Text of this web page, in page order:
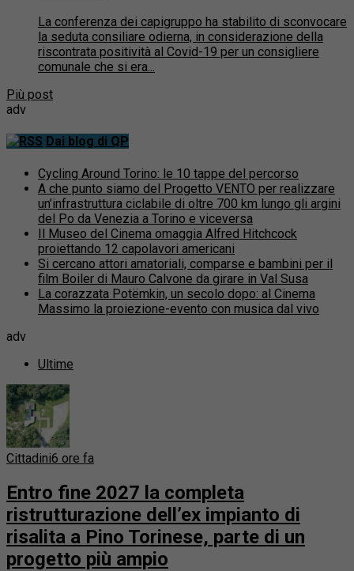
La conferenza dei capigruppo ha stabilito di sconvocare
la seduta consiliare odierna, in considerazione della
riscontrata positività al Covid-19 per un consigliere
comunale che si era...
Più post
adv
Dai blog di QP
Cycling Around Torino: le 10 tappe del percorso
A che punto siamo del Progetto VENTO per realizzare
un’infrastruttura ciclabile di oltre 700 km lungo gli argini
del Po da Venezia a Torino e viceversa
Il Museo del Cinema omaggia Alfred Hitchcock
proiettando 12 capolavori americani
Si cercano attori amatoriali, comparse e bambini per il
film Boiler di Mauro Calvone da girare in Val Susa
La corazzata Potëmkin, un secolo dopo: al Cinema
Massimo la proiezione-evento con musica dal vivo
adv
Ultime
Cittadini6 ore fa
Entro fine 2027 la completa
ristrutturazione dell’ex impianto di
risalita a Pino Torinese, parte di un
progetto più ampio